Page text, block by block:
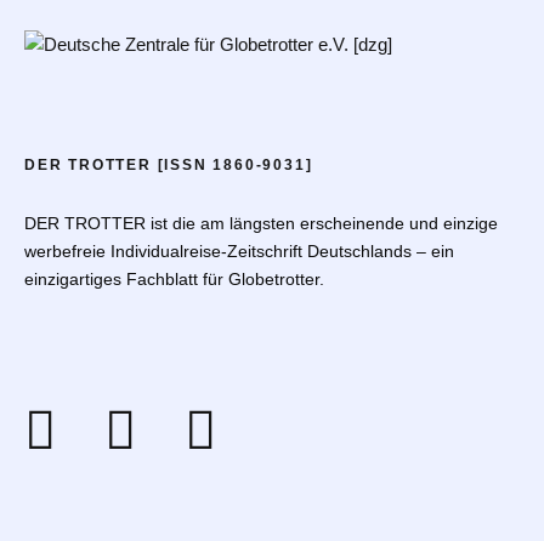
DER TROTTER [ISSN 1860-9031]
DER TROTTER ist die am längsten erscheinende und einzige
werbefreie Individualreise-Zeitschrift Deutschlands – ein
einzigartiges Fachblatt für Globetrotter.